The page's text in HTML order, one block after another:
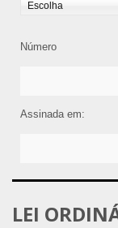
Número
Assinada em:
LEI